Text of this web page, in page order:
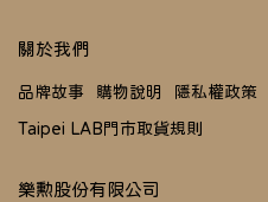
關於我們
品牌故事 購物說明 隱私權政策
Taipei LAB門市取貨規則
樂勲股份有限公司